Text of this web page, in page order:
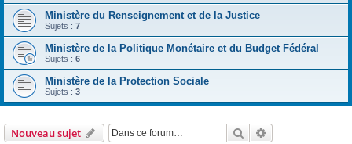
h
Ministère du Renseignement et de la Justice
Sujets : 7
Ministère de la Politique Monétaire et du Budget Fédéral
Sujets : 6
Ministère de la Protection Sociale
Sujets : 3
Nouveau sujet Rechercher